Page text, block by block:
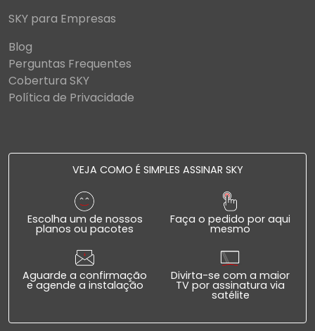
SKY para Empresas
Blog
Perguntas Frequentes
Cobertura SKY
Política de Privacidade
VEJA COMO É SIMPLES ASSINAR SKY
Escolha um de nossos
planos ou pacotes
Faça o pedido por aqui
mesmo
Aguarde a confirmação
e agende a instalação
Divirta-se com a maior
TV por assinatura via
satélite